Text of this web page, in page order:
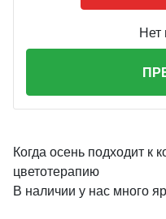
Нет
Когда осень подходит к
цветотерапию
В наличии у нас много